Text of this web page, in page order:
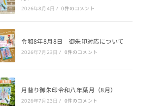
2026年8月4日 / 0件のコメント
令和8年8月8日 御朱印対応について
2026年7月23日 / 0件のコメント
月替り御朱印令和八年葉月（8月）
2026年7月23日 / 0件のコメント